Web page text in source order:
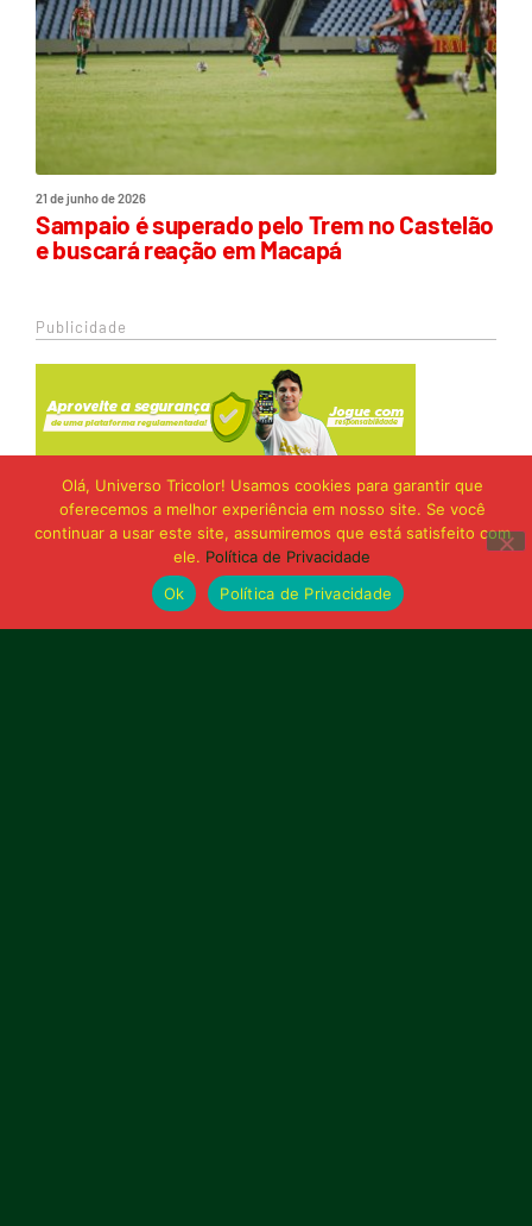
21 de junho de 2026
Sampaio é superado pelo Trem no Castelão
e buscará reação em Macapá
Publicidade
Olá, Universo Tricolor! Usamos cookies para garantir que
oferecemos a melhor experiência em nosso site. Se você
continuar a usar este site, assumiremos que está satisfeito com
ele. Política de Privacidade
Ok
Política de Privacidade